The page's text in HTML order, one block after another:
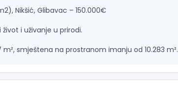
Nikšić, Glibavac – 150.000€
i uživanje u prirodi.
smještena na prostranom imanju od 10.283 m².